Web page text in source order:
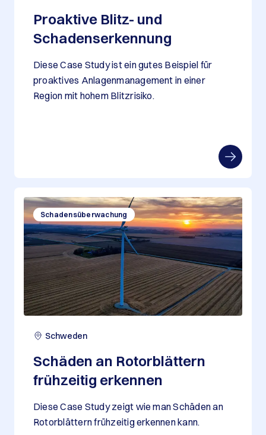
Proaktive Blitz- und
Schadenserkennung
Diese Case Study ist ein gutes Beispiel für
proaktives Anlagenmanagement in einer
Region mit hohem Blitzrisiko.
Schadensüberwachung
Schweden
Schäden an Rotorblättern
frühzeitig erkennen
Diese Case Study zeigt wie man Schäden an
Rotorblättern frühzeitig erkennen kann.